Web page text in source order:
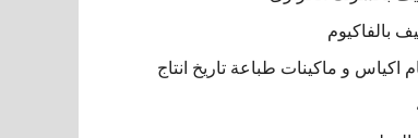
بالفاكيوم
اكياس و ماكينات طباعة تاريخ انتاج